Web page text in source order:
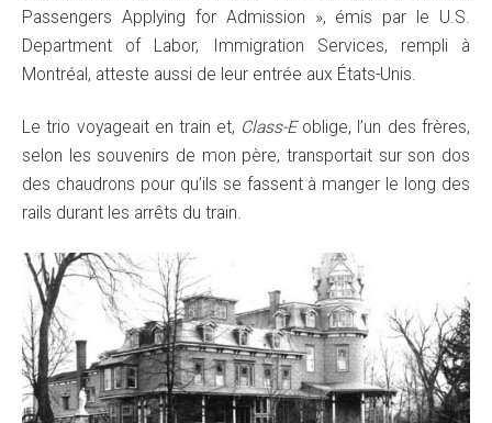
Passengers Applying for Admission », émis par le U.S.
Department of Labor, Immigration Services, rempli à
Montréal, atteste aussi de leur entrée aux États-Unis.
Le trio voyageait en train et, Class-Eoblige, l’un des frères,
selon les souvenirs de mon père, transportait sur son dos
des chaudrons pour qu’ils se fassent à manger le long des
rails durant les arrêts du train.